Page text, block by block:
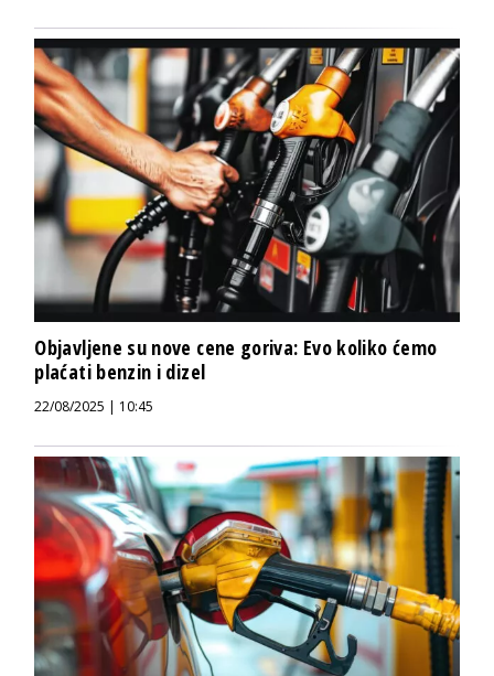
Objavljene su nove cene goriva: Evo koliko ćemo
plaćati benzin i dizel
22/08/2025 | 10:45